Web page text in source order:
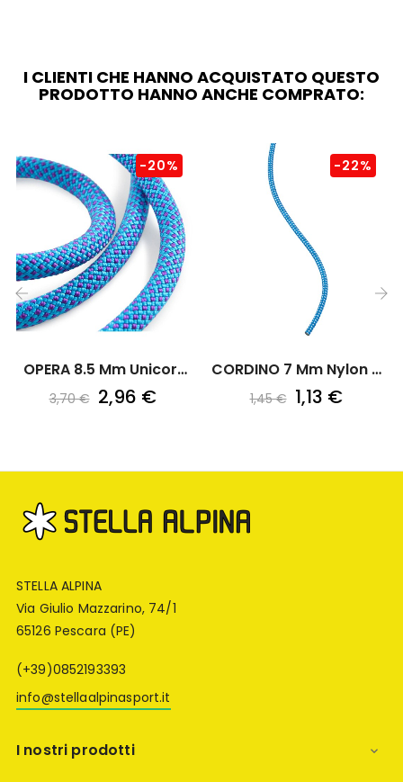
I CLIENTI CHE HANNO ACQUISTATO QUESTO
PRODOTTO HANNO ANCHE COMPRATO:
OPERA 8.5 Mm Unicore
Dry...
3,70 €
-20%
2,96 €
CORDINO 7 Mm Nylon Al
Metro...
1,45 €
-22%
1,13 €
‹
STELLA ALPINA
Via Giulio Mazzarino, 74/1
65126 Pescara (PE)
(+39)0852193393
info@stellaalpinasport.it
I nostri prodotti 